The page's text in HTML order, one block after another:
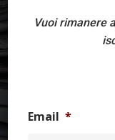
Vuoi rimanere
Email *